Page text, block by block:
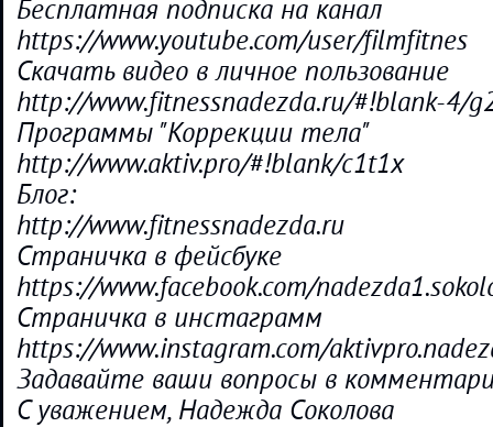
Бесплатная подписка на канал
https://www.youtube.com/user/filmfitnes
Скачать видео в личное пользование
http://www.fitnessnadezda.ru/#!blank-4/
Программы "Коррекции тела"
http://www.aktiv.pro/#!blank/c1t1x
Блог:
http://www.fitnessnadezda.ru
Страничка в фейсбуке
https://www.facebook.com/
Страничка в инстаграмм
https://www.instagram.com/
Задавайте ваши вопросы в
С уважением, Надежда Соколова